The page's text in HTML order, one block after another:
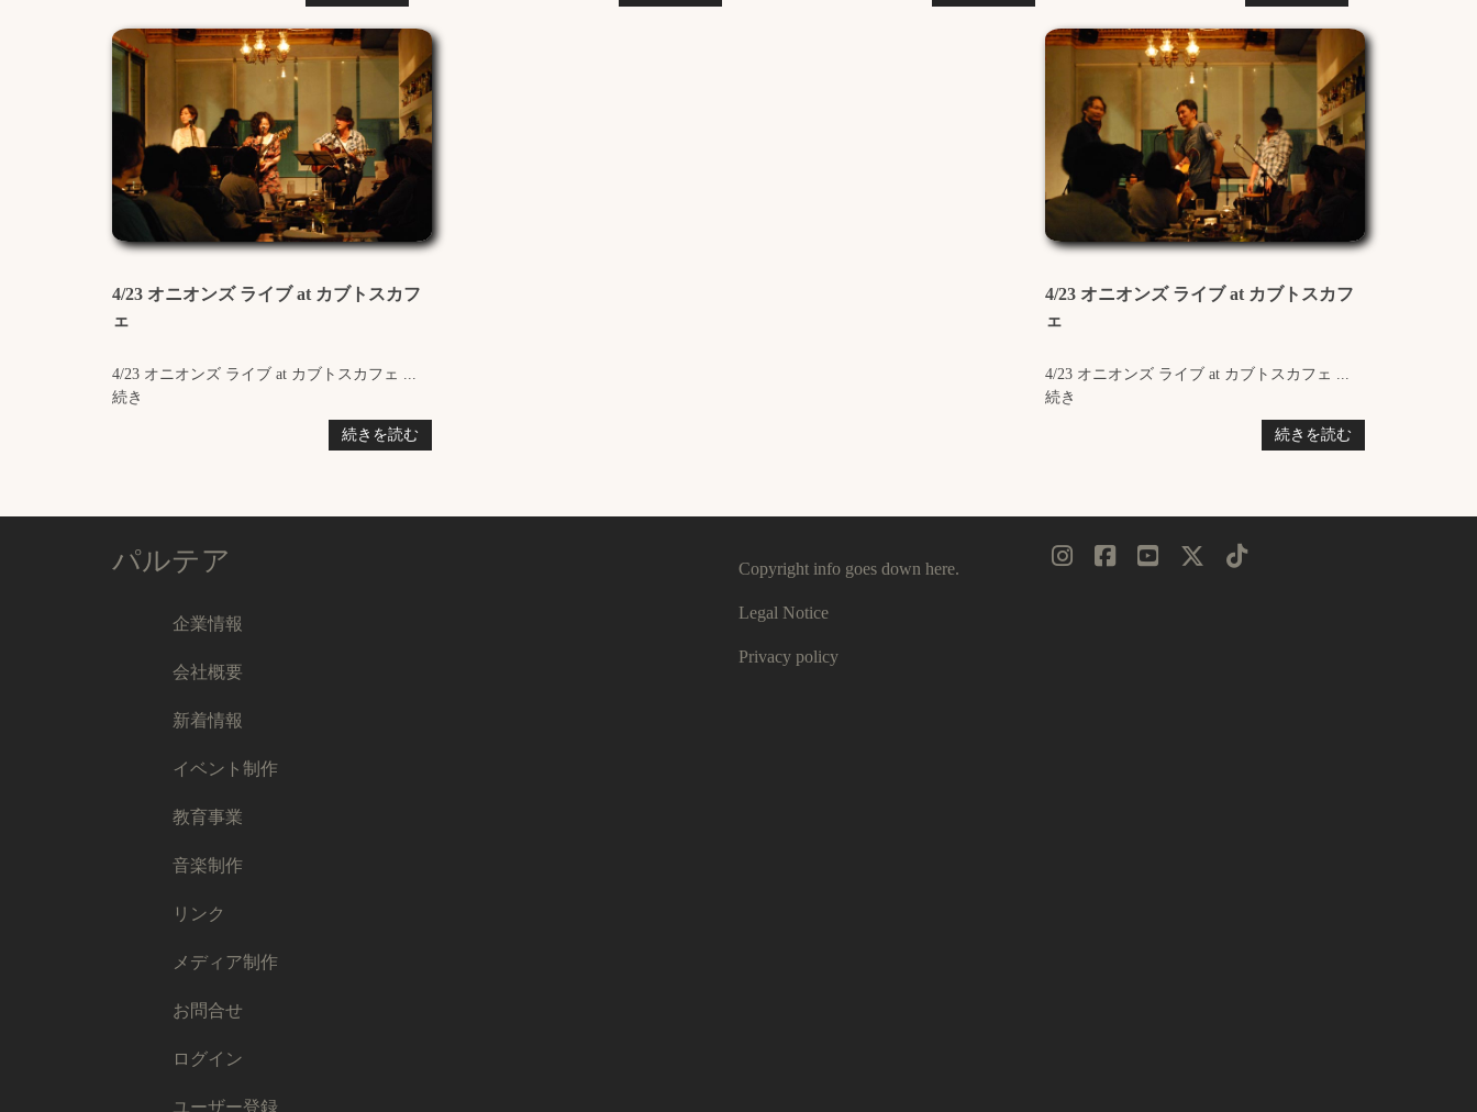
4/23 オニオンズ ライブ at カブトスカフ
ェ
4/23 オニオンズ ライブ at カブトスカフェ ...
続き
続きを読む
4/23 オニオンズ ライブ at カブトスカフ
ェ
4/23 オニオンズ ライブ at カブトスカフェ ...
続き
続きを読む
パルテア
企業情報
会社概要
新着情報
イベント制作
教育事業
音楽制作
リンク
メディア制作
お問合せ
ログイン
ユーザー登録
Copyright info goes down here.
Legal Notice
Privacy policy